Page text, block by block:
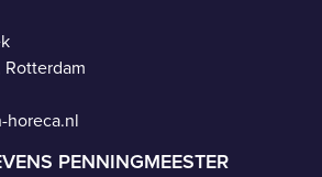
Rotterdam
horeca.nl
PENNINGMEESTER